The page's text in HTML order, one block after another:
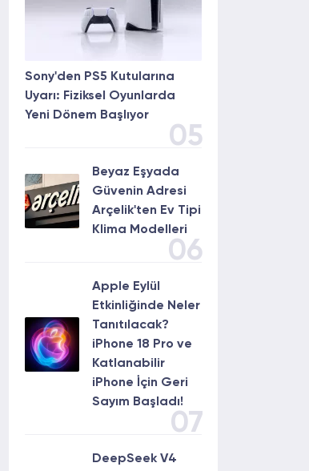
Sony'den PS5 Kutularına
Uyarı: Fiziksel Oyunlarda
Yeni Dönem Başlıyor
05
Beyaz Eşyada
Güvenin Adresi
Arçelik'ten Ev Tipi
Klima Modelleri
06
Apple Eylül
Etkinliğinde Neler
Tanıtılacak?
iPhone 18 Pro ve
Katlanabilir
iPhone İçin Geri
Sayım Başladı!
07
DeepSeek V4